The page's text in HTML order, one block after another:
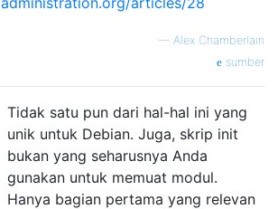
— Alex Chamberlain
sumber
Tidak satu pun dari hal-hal ini yang
unik untuk Debian. Juga, skrip init
bukan yang seharusnya Anda
gunakan untuk memuat modul.
Hanya bagian pertama yang relevan